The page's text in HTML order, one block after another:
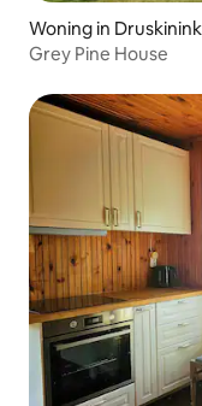
Woning in
Grey Pine House